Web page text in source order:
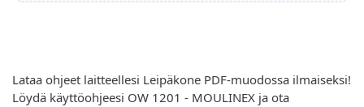
Lataa ohjeet laitteellesi Leipäkone PDF-muodossa ilmaiseksi!
Löydä käyttöohjeesi OW 1201 - MOULINEX ja ota